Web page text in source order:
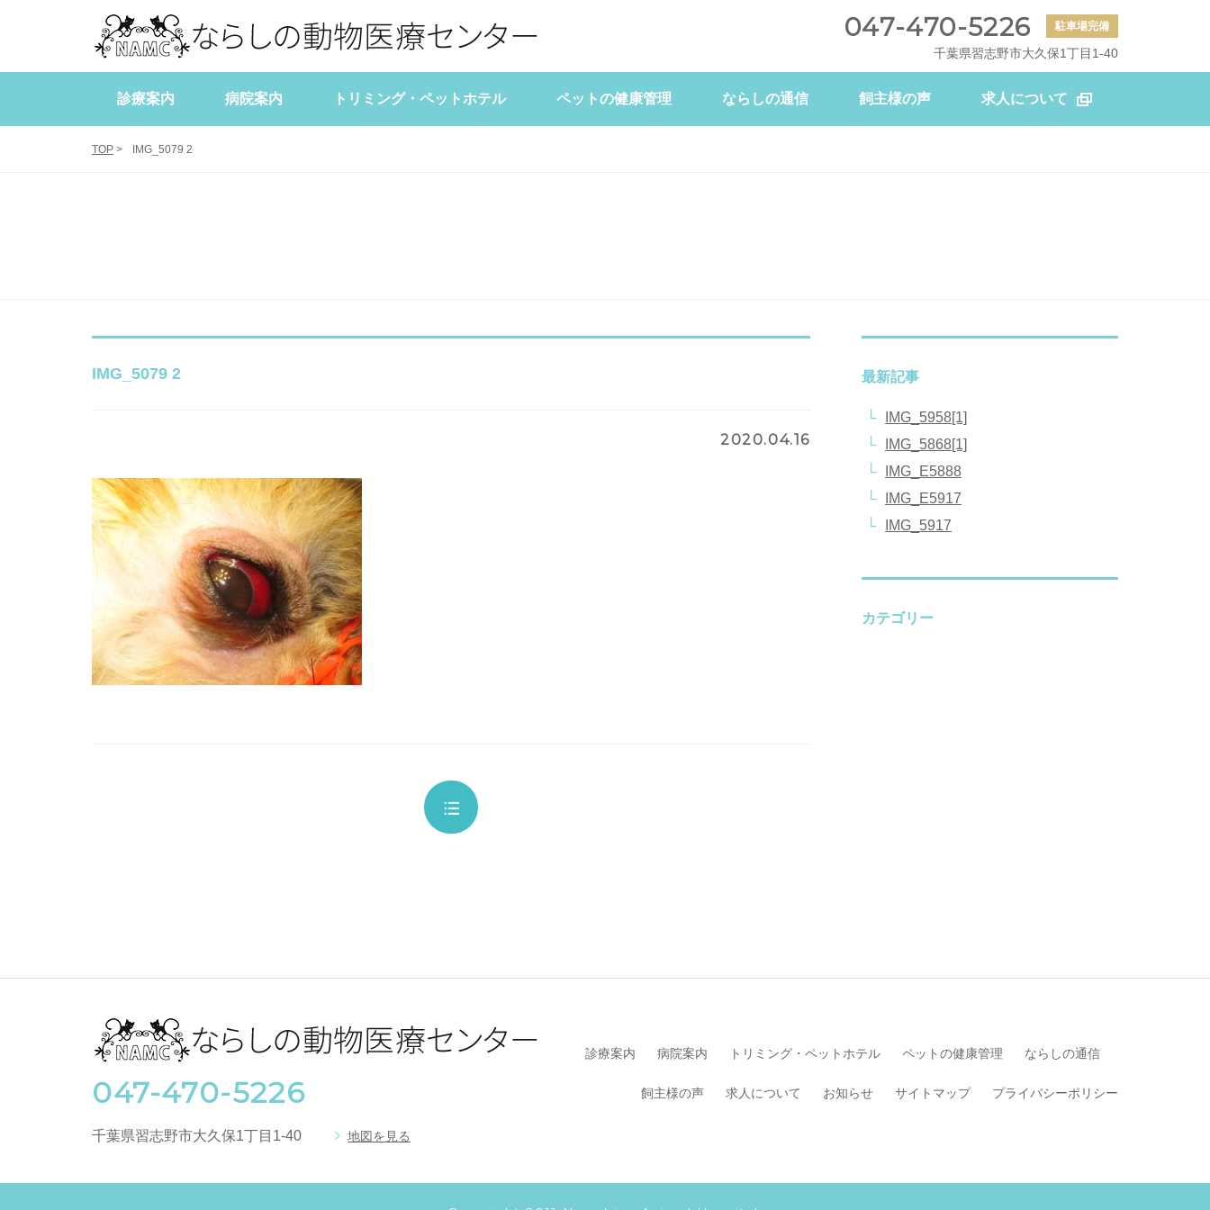
047-470-5226 駐車場完備
千葉県習志野市大久保1丁目1-40
診療案内
当院について
病院案内 トリミング・ペットホテル
犬の健康管理
ペットの健康管理
症例報告 スタッフブログ
ならしの通信 飼主様の声 求人について
TOP > IMG_5079 2
IMG_5079 2
2020.04.16
最新記事
IMG_5958[1]
IMG_5868[1]
IMG_E5888
IMG_E5917
IMG_5917
カテゴリー
047-470-5226
千葉県習志野市大久保1丁目1-40 地図を見る
診療案内 病院案内 トリミング・ペットホテル ペットの健康管理 ならしの通信
飼主様の声 求人について お知らせ サイトマップ プライバシーポリシー